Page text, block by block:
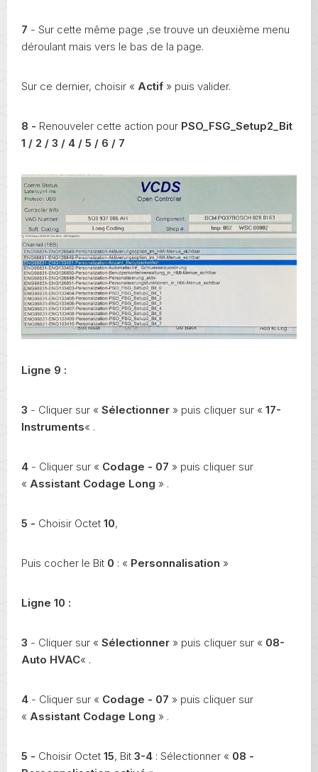
7 - Sur cette même page ,se trouve un deuxième menu
déroulant mais vers le bas de la page.
Sur ce dernier, choisir « Actif » puis valider.
8 - Renouveler cette action pour PSO_FSG_Setup2_Bit
1 / 2 / 3 / 4 / 5 / 6 / 7
Ligne 9 :
3 - Cliquer sur « Sélectionner » puis cliquer sur « 17-
Instruments« .
4 - Cliquer sur « Codage - 07 » puis cliquer sur
« Assistant Codage Long » .
5 - Choisir Octet 10,
Puis cocher le Bit 0 : « Personnalisation »
Ligne 10 :
3 - Cliquer sur « Sélectionner » puis cliquer sur « 08-
Auto HVAC« .
4 - Cliquer sur « Codage - 07 » puis cliquer sur
« Assistant Codage Long » .
5 - Choisir Octet 15, Bit 3-4 : Sélectionner « 08 -